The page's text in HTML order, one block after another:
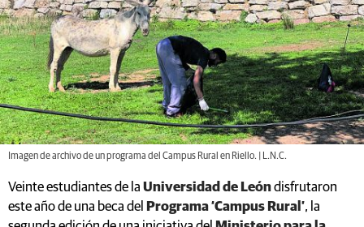
Imagen de archivo de un programa del Campus Rural en Riello. | L.N.C.
Veinte estudiantes de la Universidad de Leóndisfrutaron
este año de una beca del
Programa ‘Campus Rural’, la